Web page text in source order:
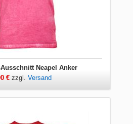
Neapel Anker
€ zzgl.Versand